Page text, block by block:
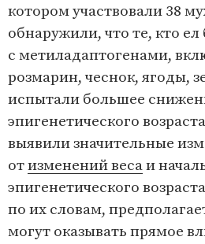
котором участвовали 38
обнаружили, что те, кто
с метиладаптогенами,
розмарин, чеснок, ягоды,
испытали большее
эпигенетического
выявили значительные
отизменений весаи
эпигенетического
по их словам,
могут оказывать прямое